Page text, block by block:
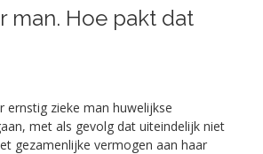
man. Hoe pakt dat
ernstig zieke man huwelijkse
met als gevolg dat uiteindelijk niet
gezamenlijke vermogen aan haar